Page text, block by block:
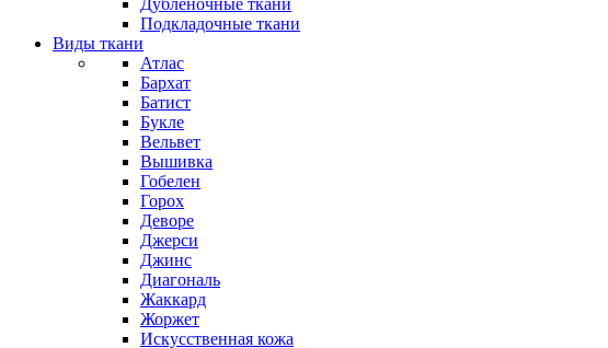
Дубленочные ткани
Подкладочные ткани
Виды ткани
Атлас
Бархат
Батист
Букле
Вельвет
Вышивка
Гобелен
Горох
Деворе
Джерси
Джинс
Диагональ
Жаккард
Жоржет
Искусственная кожа